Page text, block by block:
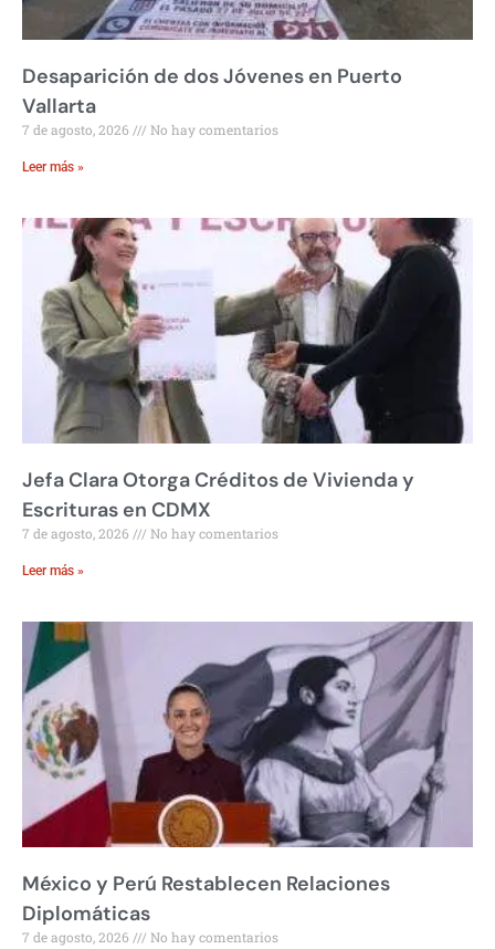
Desaparición de dos Jóvenes en Puerto
Vallarta
7 de agosto, 2026 No hay comentarios
Leer más »
Jefa Clara Otorga Créditos de Vivienda y
Escrituras en CDMX
7 de agosto, 2026 No hay comentarios
Leer más »
México y Perú Restablecen Relaciones
Diplomáticas
7 de agosto, 2026 No hay comentarios